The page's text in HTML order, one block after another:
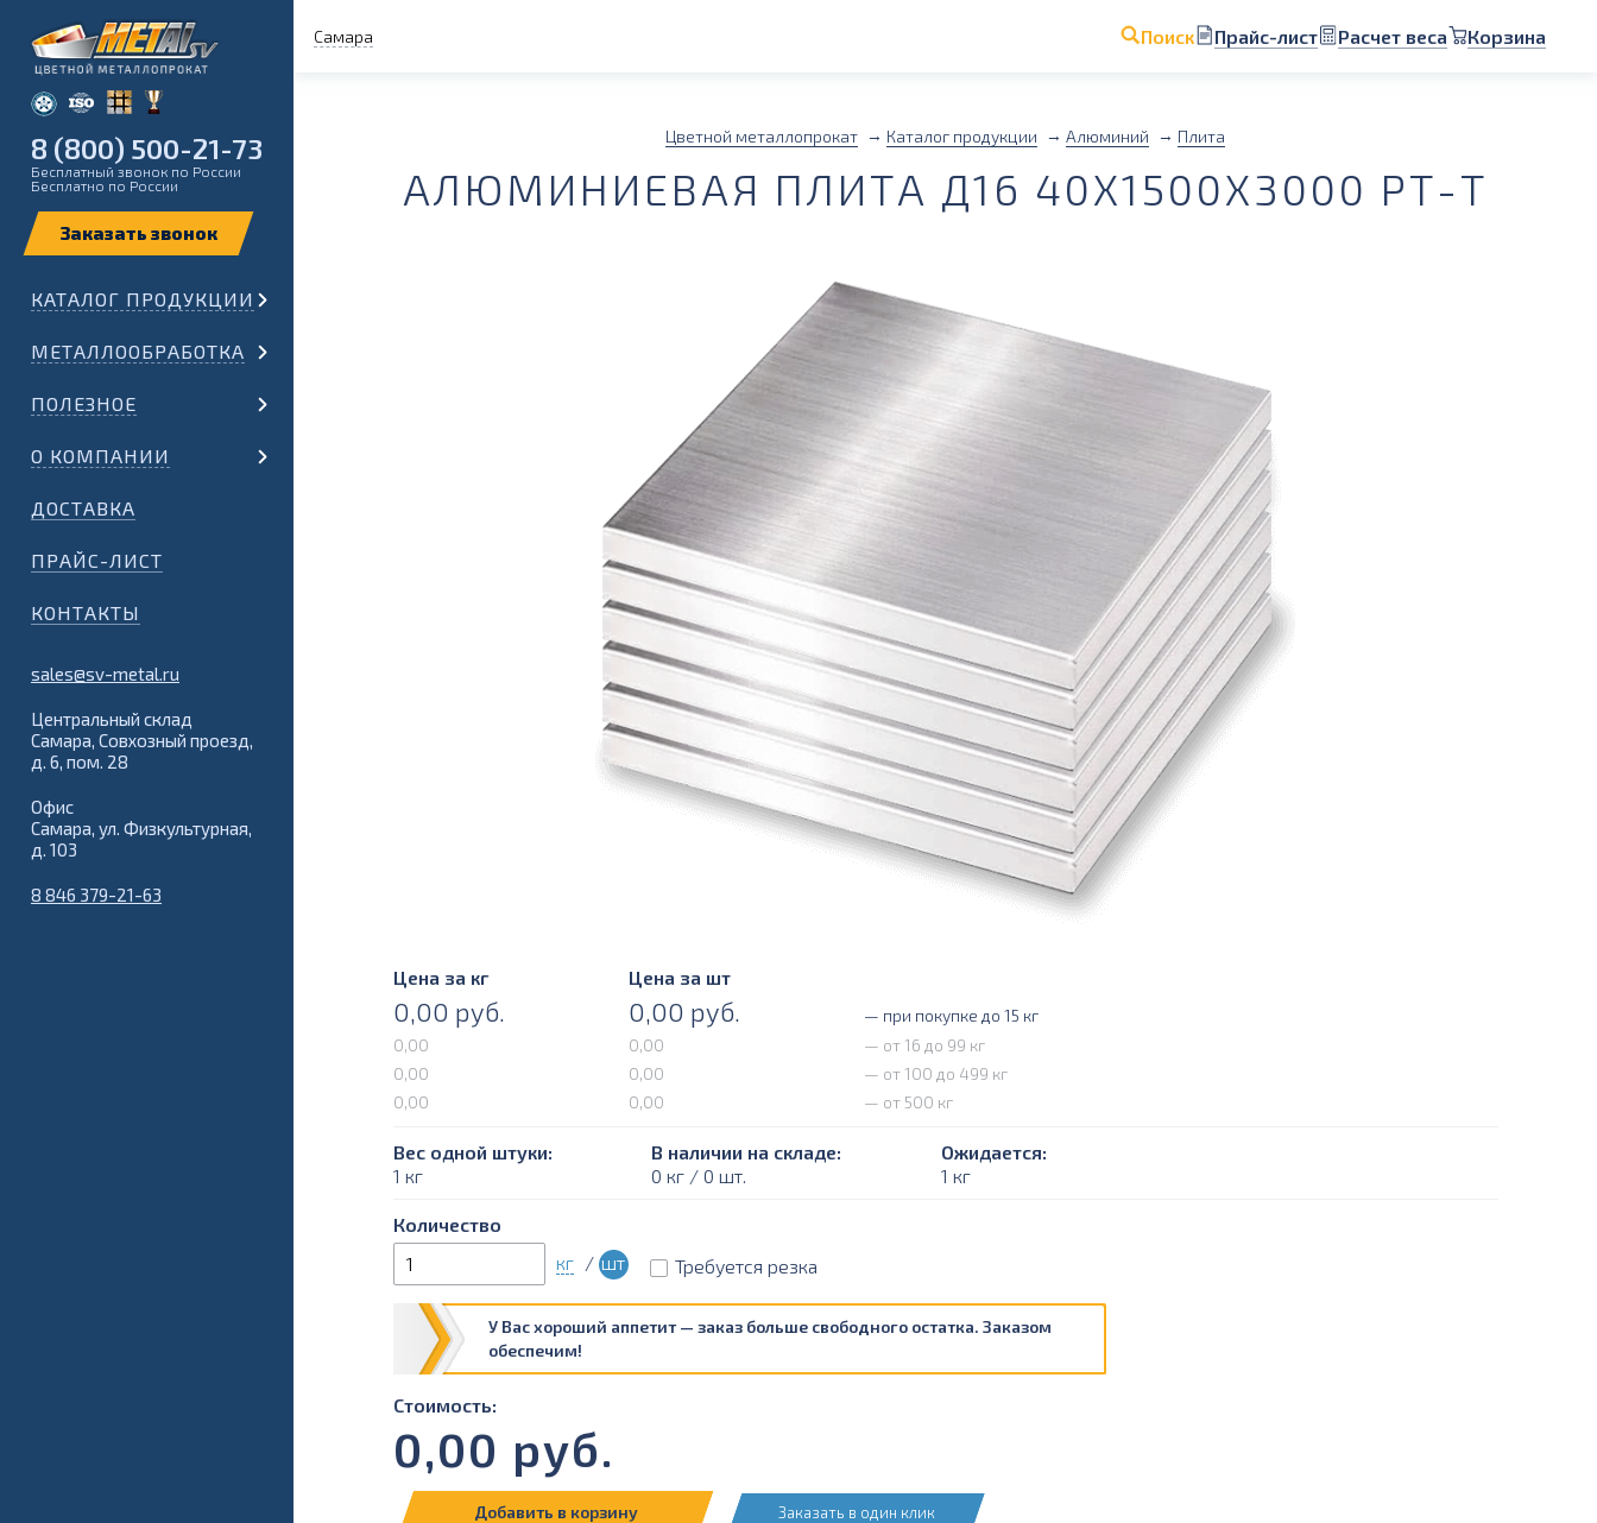
Самара Поиск Прайс-лист Расчет веса Корзина
8 (800) 500-21-73
Бесплатный звонок по России
Бесплатно по России
КАТАЛОГ ПРОДУКЦИИ
МЕТАЛЛООБРАБОТКА
ПОЛЕЗНОЕ
О КОМПАНИИ
ДОСТАВКА
ПРАЙС-ЛИСТ
КОНТАКТЫ
sales@sv-metal.ru
Центральный склад
Самара, Совхозный проезд,
д. 6, пом. 28
Офис
Самара, ул. Физкультурная,
д. 103
8 846 379-21-63
Цветной металлопрокат Каталог продукции Алюминий Плита
АЛЮМИНИЕВАЯ ПЛИТА Д16 40Х1500Х3000 РТ-Т
Цена за кг Цена за шт
0,00 руб. 0,00 руб.
— при покупке до 15 кг
0,00
0,00
— от 16 до 99 кг
0,00
0,00
— от 100 до 499 кг
0,00
0,00 — от 500 кг
Вес одной штуки:
1 кг
В наличии на складе:
0 кг / 0 шт.
Ожидается:
1 кг
Количество
кг / шт Требуется резка
У Вас хороший аппетит — заказ больше свободного остатка. Заказом
обеспечим!
Стоимость:
0,00 руб.
Добавить в корзину Заказать в один клик